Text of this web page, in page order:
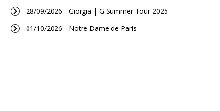
28/09/2026 - Giorgia | G Summer Tour 2026
01/10/2026 - Notre Dame de Paris